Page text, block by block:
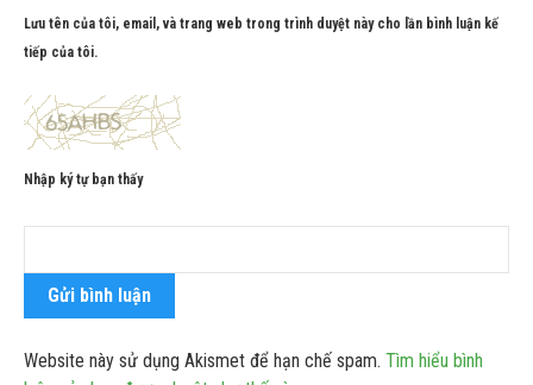
Lưu tên của tôi, email, và trang web trong trình duyệt này cho lần bình luận kế
tiếp của tôi.
Nhập ký tự bạn thấy
Website này sử dụng Akismet để hạn chế spam. Tìm hiểu bình